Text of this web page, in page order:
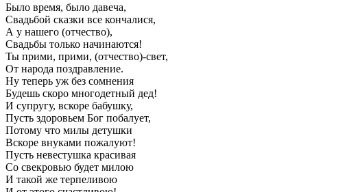
Было время, было давеча,
Свадьбой сказки все кончалися,
А у нашего (отчество),
Свадьбы только начинаются!
Ты прими, прими, (отчество)-свет,
От народа поздравление.
Ну теперь уж без сомнения
Будешь скоро многодетный дед!
И супругу, вскоре бабушку,
Пусть здоровьем Бог побалует,
Потому что милы детушки
Вскоре внуками пожалуют!
Пусть невестушка красивая
Со свекровью будет милою
И такой же терпеливою